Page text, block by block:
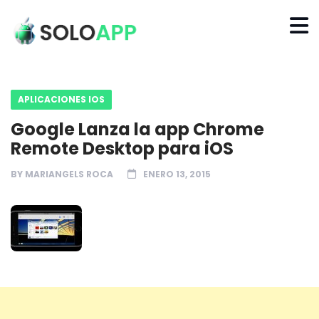
APLICACIONES IOS
Google Lanza la app Chrome
Remote Desktop para iOS
BY MARIANGELS ROCA ENERO 13, 2015